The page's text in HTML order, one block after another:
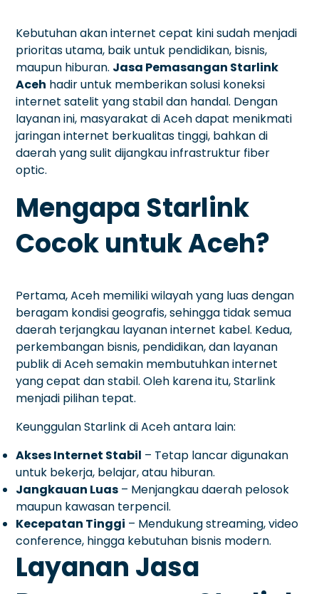
Kebutuhan akan internet cepat kini sudah menjadi
prioritas utama, baik untuk pendidikan, bisnis,
maupun hiburan. Jasa Pemasangan Starlink
Aceh hadir untuk memberikan solusi koneksi
internet satelit yang stabil dan handal. Dengan
layanan ini, masyarakat di Aceh dapat menikmati
jaringan internet berkualitas tinggi, bahkan di
daerah yang sulit dijangkau infrastruktur fiber
optic.
Mengapa Starlink
Cocok untuk Aceh?
Pertama, Aceh memiliki wilayah yang luas dengan
beragam kondisi geografis, sehingga tidak semua
daerah terjangkau layanan internet kabel. Kedua,
perkembangan bisnis, pendidikan, dan layanan
publik di Aceh semakin membutuhkan internet
yang cepat dan stabil. Oleh karena itu, Starlink
menjadi pilihan tepat.
Keunggulan Starlink di Aceh antara lain:
Akses Internet Stabil – Tetap lancar digunakan
untuk bekerja, belajar, atau hiburan.
Jangkauan Luas – Menjangkau daerah pelosok
maupun kawasan terpencil.
Kecepatan Tinggi – Mendukung streaming, video
conference, hingga kebutuhan bisnis modern.
Layanan Jasa